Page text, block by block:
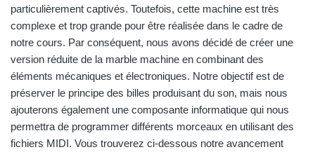
particulièrement captivés. Toutefois, cette machine est très
complexe et trop grande pour être réalisée dans le cadre de
notre cours. Par conséquent, nous avons décidé de créer une
version réduite de la marble machine en combinant des
éléments mécaniques et électroniques. Notre objectif est de
préserver le principe des billes produisant du son, mais nous
ajouterons également une composante informatique qui nous
permettra de programmer différents morceaux en utilisant des
fichiers MIDI. Vous trouverez ci-dessous notre avancement